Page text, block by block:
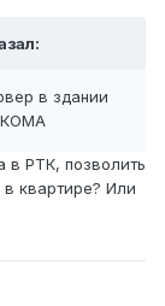
в здании
РТК, позволить
в квартире? Или